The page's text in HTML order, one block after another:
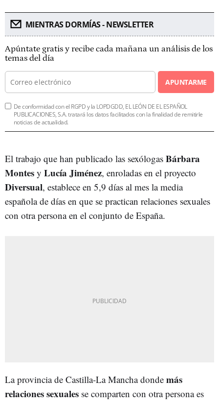
MIENTRAS DORMÍAS - NEWSLETTER
Apúntate gratis y recibe cada mañana un análisis de los
temas del día
APUNTARME
De conformidad con el RGPD y la LOPDGDD, EL LEÓN DE EL ESPAÑOL
PUBLICACIONES, S.A. tratará los datos facilitados con la finalidad de remitirle
noticias de actualidad.
El trabajo que han publicado las sexólogas Bárbara
Montes y Lucía Jiménez, enroladas en el proyecto
Diversual, establece en 5,9 días al mes la media
española de días en que se practican relaciones sexuales
con otra persona en el conjunto de España.
La provincia de Castilla-La Mancha donde más
relaciones sexuales se comparten con otra persona es